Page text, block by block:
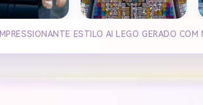
IMPRESSIONANTE ESTILO AI LEGO GERADO